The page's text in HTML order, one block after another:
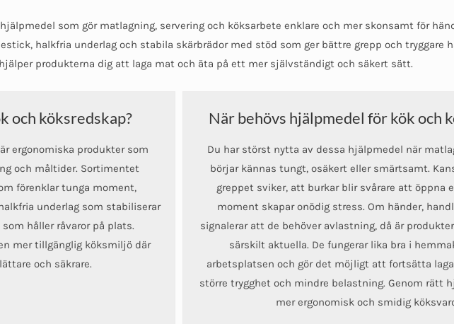
varianter.
De
olika
väljas
produktsidan
som gör matlagning, servering och köksarbete enklare och mer skonsamt för
halkfria underlag och stabila skärbrädor med stöd som ger bättre grepp och tryggare
produkterna dig att laga mat och äta på ett mer självständigt och säkert sätt.
och köksredskap?
ergonomiska produkter som
och måltider. Sortimentet
förenklar tunga moment,
underlag som stabiliserar
håller råvaror på plats.
mer tillgänglig köksmiljö där
och säkrare.
När behövs hjälpmedel för kök och
Du har störst nytta av dessa hjälpmedel när
börjar kännas tungt, osäkert eller smärtsamt.
greppet sviker, att burkar blir svårare att öppna
moment skapar onödig stress. Om händer,
signalerar att de behöver avlastning, då är
särskilt aktuella. De fungerar lika bra i
arbetsplatsen och gör det möjligt att fortsätta
större trygghet och mindre belastning. Genom rätt
mer ergonomisk och smidig